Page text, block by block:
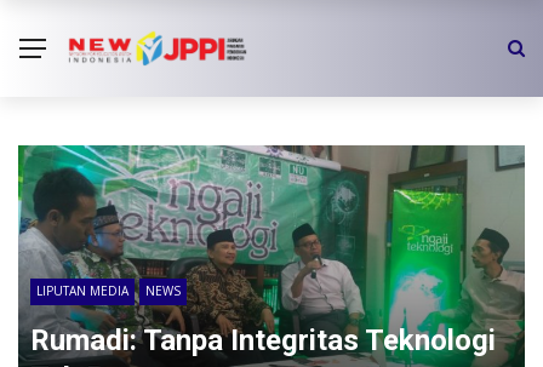
LIPUTAN MEDIA NEWS
Rumadi: Tanpa Integritas Teknologi